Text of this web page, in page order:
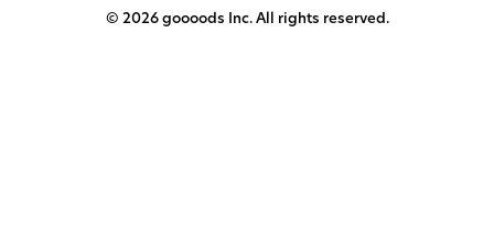
© 2026 goooods Inc. All rights reserved.